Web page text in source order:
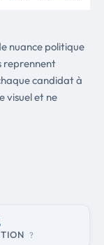
nuance politique
reprennent
candidat à
visuel et ne
?